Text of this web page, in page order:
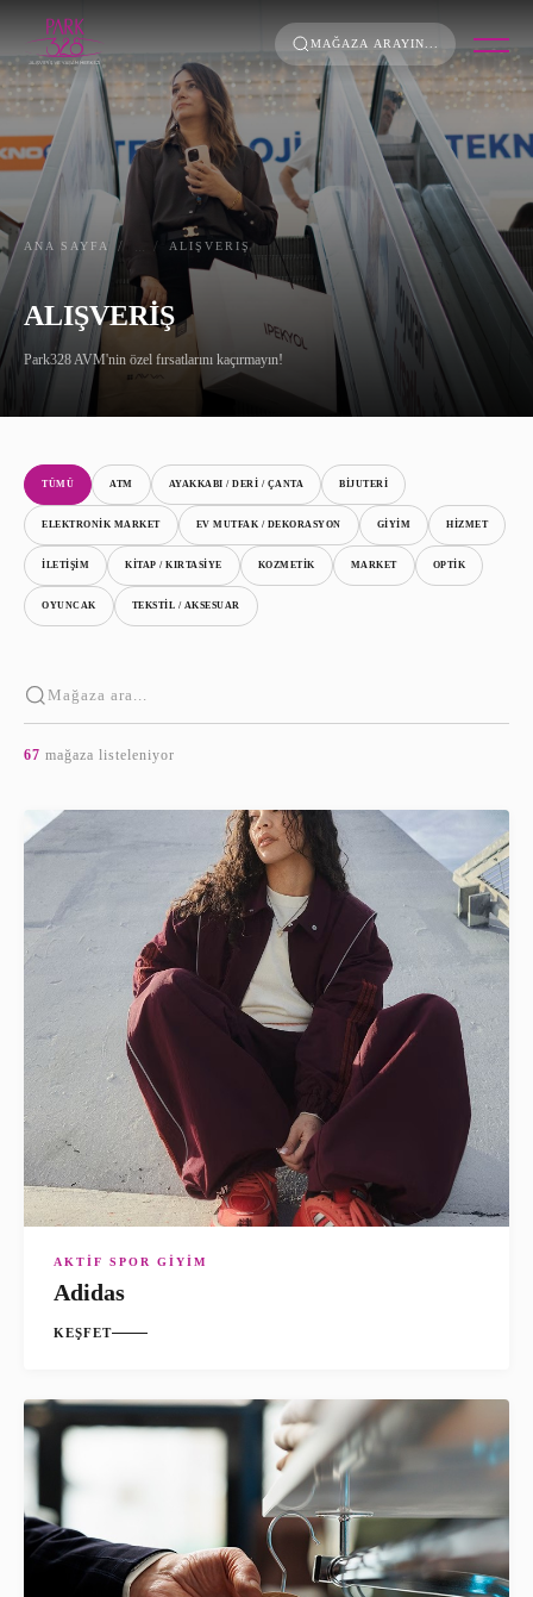
MAĞAZA ARAYIN...
ANA SAYFA ALIŞVERIŞ
ALIŞVERİŞ
Park328 AVM'nin özel fırsatlarını kaçırmayın!
TÜMÜ ATM AYAKKABI / DERİ / ÇANTA BİJUTERİ
ELEKTRONİK MARKET EV MUTFAK / DEKORASYON GİYİM HİZMET
İLETİŞİM KİTAP / KIRTASİYE KOZMETİK MARKET OPTİK
OYUNCAK TEKSTİL / AKSESUAR
67 mağaza listeleniyor
AKTIF SPOR GIYIM
Adidas
KEŞFET
HAKKIMIZDA
PROJE BİLGİLERİ
KURUMSAL KİMLİK
ENERJİ POLİTİKAMIZ
FOTOĞRAFLAR
KİRALAMA
KAT PLANI